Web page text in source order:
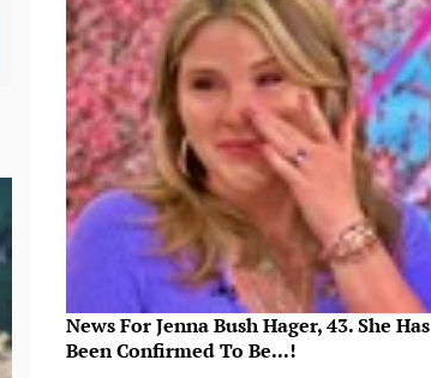
News For Jenna Bush Hager, 43. She Has
Been Confirmed To Be...!